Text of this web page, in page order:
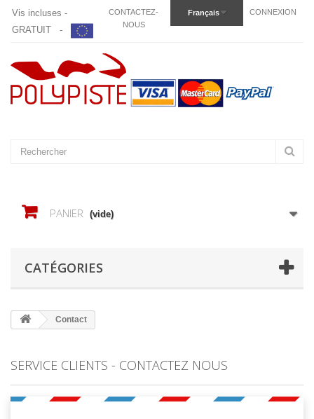
CONNEXION
Français
CONTACTEZ-
NOUS
Vis incluses -
GRATUIT -
PANIER (vide)
CATÉGORIES
Contact
SERVICE CLIENTS - CONTACTEZ NOUS